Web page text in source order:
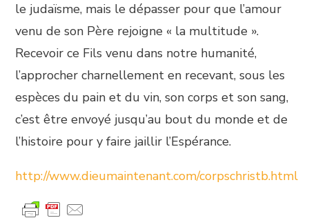
le judaïsme, mais le dépasser pour que l’amour
venu de son Père rejoigne « la multitude ».
Recevoir ce Fils venu dans notre humanité,
l’approcher charnellement en recevant, sous les
espèces du pain et du vin, son corps et son sang,
c’est être envoyé jusqu’au bout du monde et de
l’histoire pour y faire jaillir l’Espérance.
http://www.dieumaintenant.com/corpschristb.html